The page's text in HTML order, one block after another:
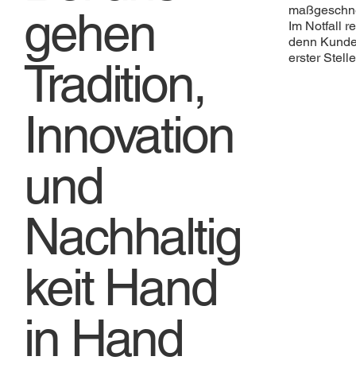
gehen
Tradition,
Innovation
und
Nachhaltig
keit Hand
in Hand
Im Notfall
denn
erster